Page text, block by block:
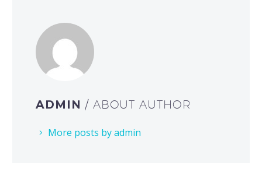
ADMIN / ABOUT AUTHOR
More posts by admin